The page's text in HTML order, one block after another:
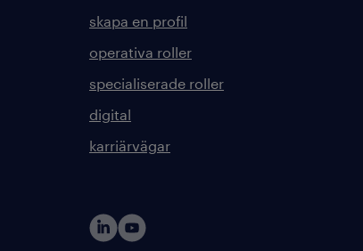
skapa en profil
operativa roller
specialiserade roller
digital
karriärvägar